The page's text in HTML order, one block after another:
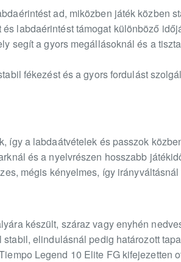
ad, miközben játék közben
labdaérintést támogat különböző
segít a gyors megállásoknál és a
fékezést és a gyors fordulást
így a labdaátvételek és passzok
és a nyelvrészen hosszabb
mégis kényelmes, így
készült, száraz vagy enyhén
elindulásnál pedig határozott
Legend 10 Elite FG kifejezetten